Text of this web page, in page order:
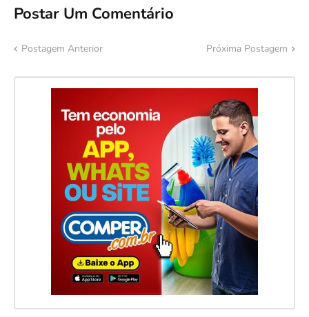
Postar Um Comentário
Postagem Anterior Próxima Postagem